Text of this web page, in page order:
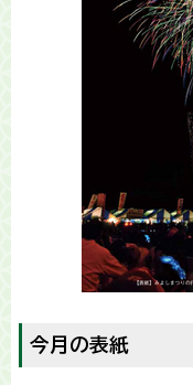
今月の表紙